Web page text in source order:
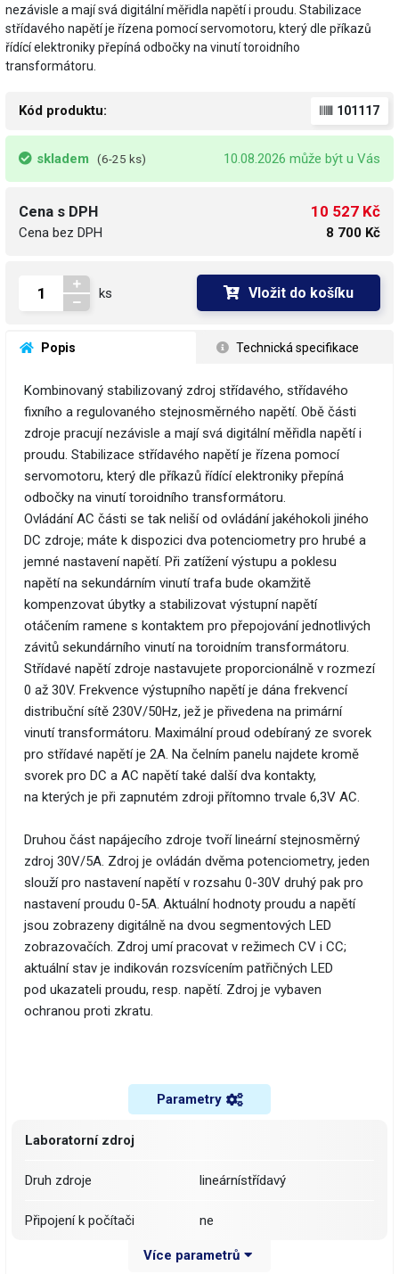
nezávisle a mají svá digitální měřidla napětí i proudu. Stabilizace
střídavého napětí je řízena pomocí servomotoru, který dle příkazů
řídící elektroniky přepíná odbočky na vinutí toroidního
transformátoru.
Kód produktu: 101117
skladem (6-25 ks) 10.08.2026 může být u Vás
Cena s DPH
Cena bez DPH
10 527 Kč
8 700 Kč
ks Vložit do košíku
Popis Technická specifikace
Kombinovaný stabilizovaný zdroj střídavého, střídavého
fixního a regulovaného stejnosměrného napětí. Obě části
zdroje pracují nezávisle a mají svá digitální měřidla napětí i
proudu. Stabilizace střídavého napětí je řízena pomocí
servomotoru, který dle příkazů řídící elektroniky přepíná
odbočky na vinutí toroidního transformátoru.
Ovládání AC části se tak neliší od ovládání jakéhokoli jiného
DC zdroje; máte k dispozici dva potenciometry pro hrubé a
jemné nastavení napětí. Při zatížení výstupu a poklesu
napětí na sekundárním vinutí trafa bude okamžitě
kompenzovat úbytky a stabilizovat výstupní napětí
otáčením ramene s kontaktem pro přepojování jednotlivých
závitů sekundárního vinutí na toroidním transformátoru.
Střídavé napětí zdroje nastavujete proporcionálně v rozmezí
0 až 30V. Frekvence výstupního napětí je dána frekvencí
distribuční sítě 230V/50Hz, jež je přivedena na primární
vinutí transformátoru. Maximální proud odebíraný ze svorek
pro střídavé napětí je 2A. Na čelním panelu najdete kromě
svorek pro DC a AC napětí také další dva kontakty,
na kterých je při zapnutém zdroji přítomno trvale 6,3V AC.
Druhou část napájecího zdroje tvoří lineární stejnosměrný
zdroj 30V/5A. Zdroj je ovládán dvěma potenciometry, jeden
slouží pro nastavení napětí v rozsahu 0-30V druhý pak pro
nastavení proudu 0-5A. Aktuální hodnoty proudu a napětí
jsou zobrazeny digitálně na dvou segmentových LED
zobrazovačích. Zdroj umí pracovat v režimech CV i CC;
aktuální stav je indikován rozsvícením patřičných LED
pod ukazateli proudu, resp. napětí. Zdroj je vybaven
ochranou proti zkratu.
Parametry
Laboratorní zdroj
Druh zdroje lineárnístřídavý
Připojení k počítači ne
3
Více parametrů